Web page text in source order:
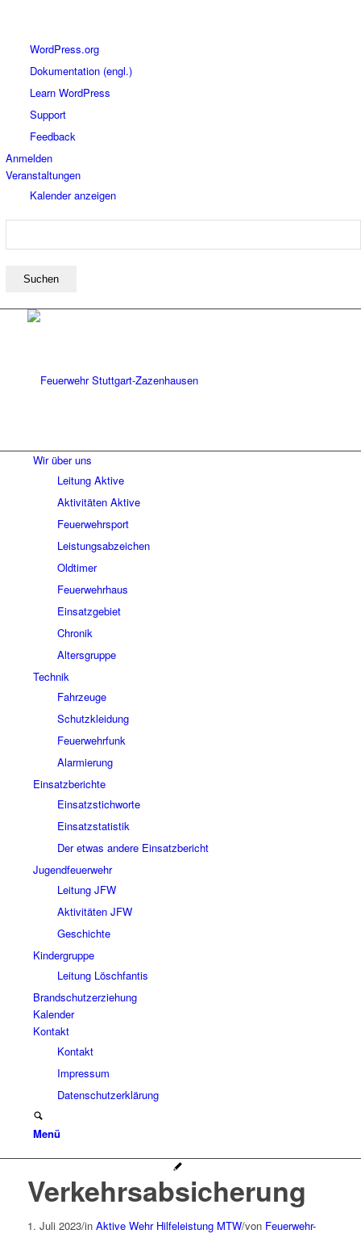
WordPress
WordPress.org
Dokumentation (engl.)
Learn WordPress
Support
Feedback
Anmelden
Veranstaltungen
Kalender anzeigen
Suchen
Wir über uns
Leitung Aktive
Aktivitäten Aktive
Feuerwehrsport
Leistungsabzeichen
Oldtimer
Feuerwehrhaus
Einsatzgebiet
Chronik
Altersgruppe
Technik
Fahrzeuge
Schutzkleidung
Feuerwehrfunk
Alarmierung
Einsatzberichte
Einsatzstichworte
Einsatzstatistik
Der etwas andere Einsatzbericht
Jugendfeuerwehr
Leitung JFW
Aktivitäten JFW
Geschichte
Kindergruppe
Leitung Löschfantis
Brandschutzerziehung
Kalender
Kontakt
Kontakt
Impressum
Datenschutzerklärung
Menü
Verkehrsabsicherung
1. Juli 2023/in Aktive Wehr Hilfeleistung MTW/von Feuerwehr-